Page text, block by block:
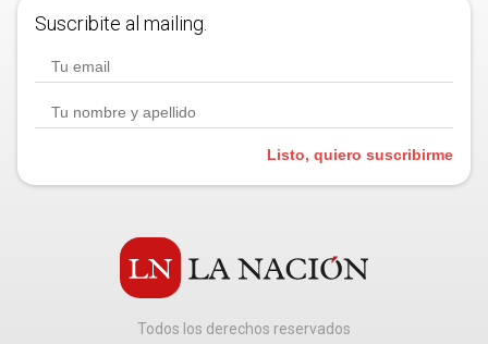
Suscribite al mailing.
Listo, quiero suscribirme
Todos los derechos reservados